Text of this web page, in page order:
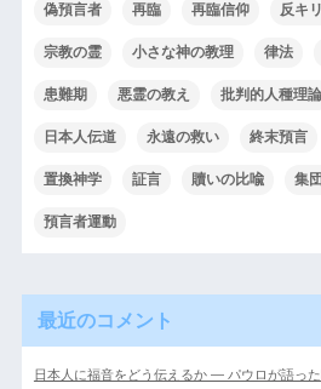
偽預言者 再臨 再臨信仰 反キ
宗教の霊 小さな神の教理 律法
患難期 悪霊の教え 批判的人種理論
日本人伝道 永遠の救い 終末預言
置換神学 証言 贖いの比喩 集
預言者運動
最近のコメント
日本人に福音をどう伝えるか ― パウロが語っ